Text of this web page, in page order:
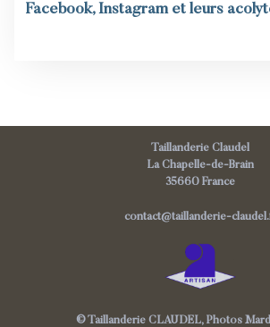
Facebook, Instagram et leurs
Taillanderie Claudel
La Chapelle-de-Brain
35660 France
contact@taillanderie-
© Taillanderie CLAUDEL, Photos